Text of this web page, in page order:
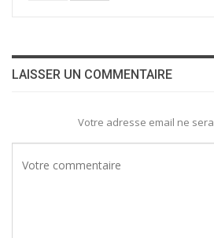
LAISSER UN COMMENTAIRE
Votre adresse email ne